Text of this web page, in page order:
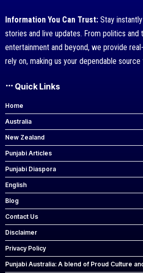
Information You Can Trust: Stay
stories and live updates. From politics and
entertainment and beyond, we provide
rely on, making us your dependable
Quick Links
Home
Australia
New Zealand
Punjabi Articles
Punjabi Diaspora
English
Blog
Contact Us
Disclaimer
Privacy Policy
Punjabi Australia: A blend of Proud Culture